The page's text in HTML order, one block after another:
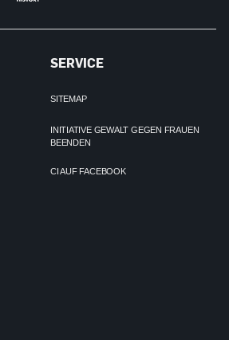
SERVICE
SITEMAP
INITIATIVE GEWALT GEGEN FRAUEN
BEENDEN
CI AUF FACEBOOK